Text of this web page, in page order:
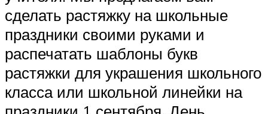
сделать растяжку на школьные
праздники своими руками и
распечатать шаблоны букв
растяжки для украшения школьного
класса или школьной линейки на